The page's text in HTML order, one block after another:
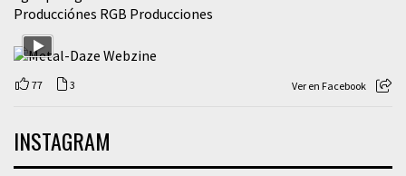
Producciónes RGB Producciones
77 3 Ver en Facebook
INSTAGRAM